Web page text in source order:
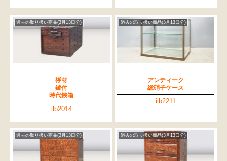
過去の取り扱い商品(3月13日分)
﨔材
鍵付
時代銭箱
ilb2014
過去の取り扱い商品(3月13日分)
アンティーク
総硝子ケース
ilb2211
過去の取り扱い商品(3月13日分) 過去の取り扱い商品(3月13日分)